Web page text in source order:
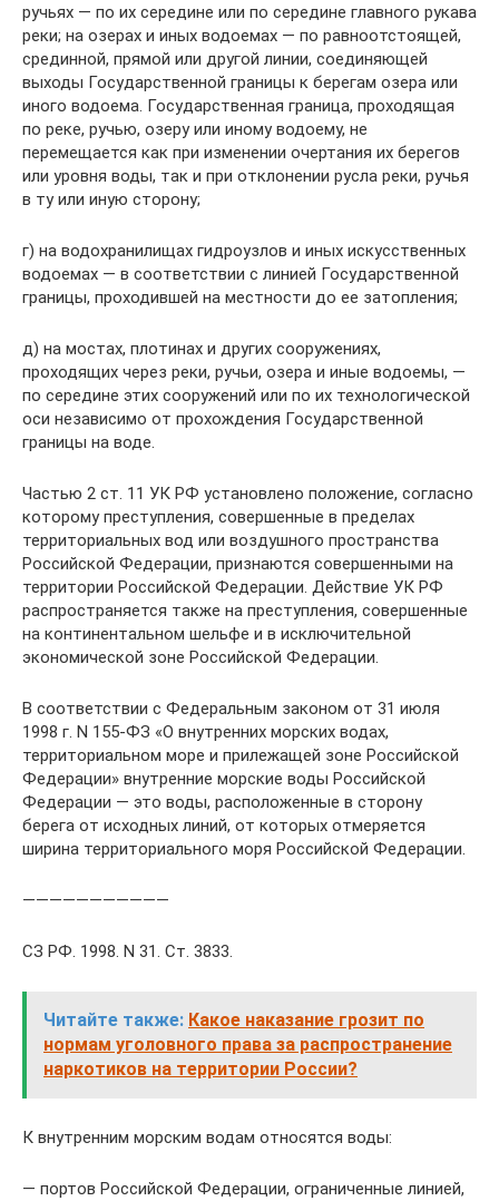
ручьях — по их середине или по середине главного рукава
реки; на озерах и иных водоемах — по равноотстоящей,
срединной, прямой или другой линии, соединяющей
выходы Государственной границы к берегам озера или
иного водоема. Государственная граница, проходящая
по реке, ручью, озеру или иному водоему, не
перемещается как при изменении очертания их берегов
или уровня воды, так и при отклонении русла реки, ручья
в ту или иную сторону;
г) на водохранилищах гидроузлов и иных искусственных
водоемах — в соответствии с линией Государственной
границы, проходившей на местности до ее затопления;
д) на мостах, плотинах и других сооружениях,
проходящих через реки, ручьи, озера и иные водоемы, —
по середине этих сооружений или по их технологической
оси независимо от прохождения Государственной
границы на воде.
Частью 2 ст. 11 УК РФ установлено положение, согласно
которому преступления, совершенные в пределах
территориальных вод или воздушного пространства
Российской Федерации, признаются совершенными на
территории Российской Федерации. Действие УК РФ
распространяется также на преступления, совершенные
на континентальном шельфе и в исключительной
экономической зоне Российской Федерации.
В соответствии с Федеральным законом от 31 июля
1998 г. N 155-ФЗ «О внутренних морских водах,
территориальном море и прилежащей зоне Российской
Федерации» внутренние морские воды Российской
Федерации — это воды, расположенные в сторону
берега от исходных линий, от которых отмеряется
ширина территориального моря Российской Федерации.
———————————
СЗ РФ. 1998. N 31. Ст. 3833.
Читайте также: Какое наказание грозит по
нормам уголовного права за распространение
наркотиков на территории России?
К внутренним морским водам относятся воды:
— портов Российской Федерации, ограниченные линией,